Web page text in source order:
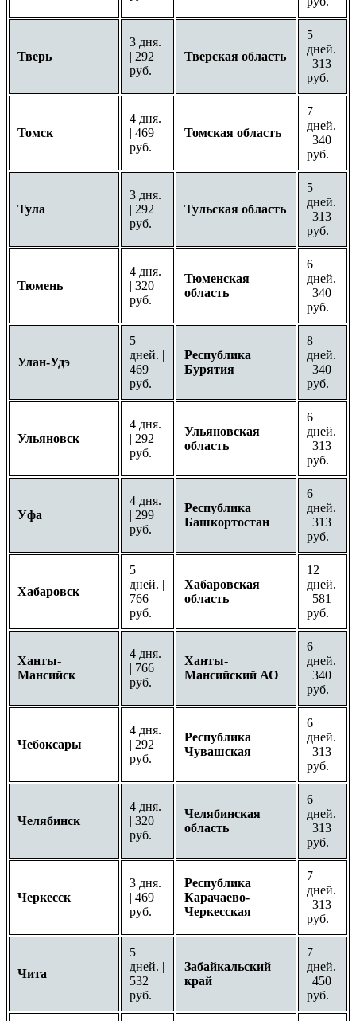
Тверь
3 дня.
| 292
руб.
Тверская область
5
дней.
| 313
руб.
Томск
4 дня.
| 469
руб.
Томская область
7
дней.
| 340
руб.
Тула
3 дня.
| 292
руб.
Тульская область
5
дней.
| 313
руб.
Тюмень
4 дня.
| 320
руб.
Тюменская
область
6
дней.
| 340
руб.
Улан-Удэ
5
дней. |
469
руб.
Республика
Бурятия
8
дней.
| 340
руб.
Ульяновск
4 дня.
| 292
руб.
Ульяновская
область
6
дней.
| 313
руб.
Уфа
4 дня.
| 299
руб.
Республика
Башкортостан
6
дней.
| 313
руб.
Хабаровск
5
дней. |
766
руб.
Хабаровская
область
12
дней.
| 581
руб.
Ханты-
Мансийск
4 дня.
| 766
руб.
Ханты-
Мансийский АО
6
дней.
| 340
руб.
Чебоксары
4 дня.
| 292
руб.
Республика
Чувашская
6
дней.
| 313
руб.
Челябинск
4 дня.
| 320
руб.
Челябинская
область
6
дней.
| 313
руб.
Черкесск
3 дня.
| 469
руб.
Республика
Карачаево-
Черкесская
7
дней.
| 313
руб.
Чита
5
дней. |
532
руб.
Забайкальский
край
7
дней.
| 450
руб.